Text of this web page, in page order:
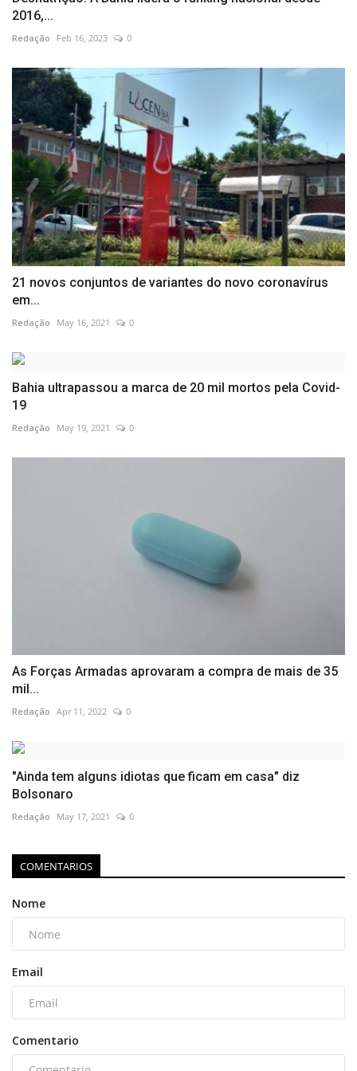
2016,...
Redação Feb 16, 2023 0
21 novos conjuntos de variantes do novo coronavírus
em...
Redação May 16, 2021 0
Bahia ultrapassou a marca de 20 mil mortos pela Covid-
19
Redação May 19, 2021 0
As Forças Armadas aprovaram a compra de mais de 35
mil...
Redação Apr 11, 2022 0
"Ainda tem alguns idiotas que ficam em casa" diz
Bolsonaro
Redação May 17, 2021 0
COMENTARIOS
Nome
Email
Comentario